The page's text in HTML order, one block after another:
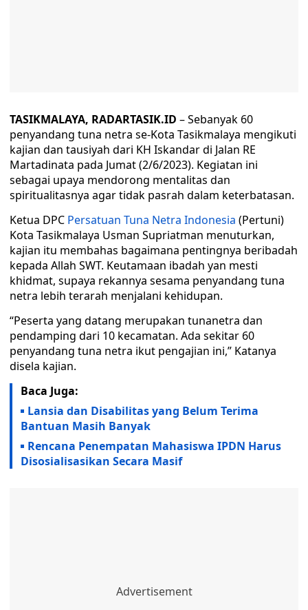
TASIKMALAYA, RADARTASIK.ID – Sebanyak 60
penyandang tuna netra se-Kota Tasikmalaya mengikuti
kajian dan tausiyah dari KH Iskandar di Jalan RE
Martadinata pada Jumat (2/6/2023). Kegiatan ini
sebagai upaya mendorong mentalitas dan
spiritualitasnya agar tidak pasrah dalam keterbatasan.
Ketua DPC Persatuan Tuna Netra Indonesia (Pertuni)
Kota Tasikmalaya Usman Supriatman menuturkan,
kajian itu membahas bagaimana pentingnya beribadah
kepada Allah SWT. Keutamaan ibadah yan mesti
khidmat, supaya rekannya sesama penyandang tuna
netra lebih terarah menjalani kehidupan.
“Peserta yang datang merupakan tunanetra dan
pendamping dari 10 kecamatan. Ada sekitar 60
penyandang tuna netra ikut pengajian ini,” Katanya
disela kajian.
Baca Juga:
Lansia dan Disabilitas yang Belum Terima
Bantuan Masih Banyak
Rencana Penempatan Mahasiswa IPDN Harus
Disosialisasikan Secara Masif